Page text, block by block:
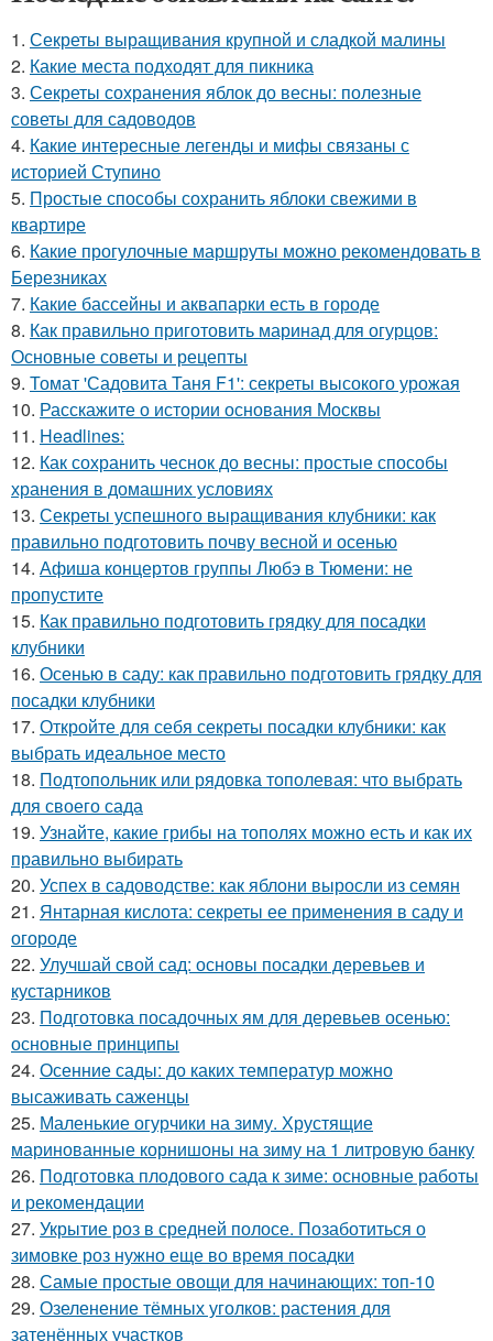
1. Секреты выращивания крупной и сладкой малины
2. Какие места подходят для пикника
3. Секреты сохранения яблок до весны: полезные
советы для садоводов
4. Какие интересные легенды и мифы связаны с
историей Ступино
5. Простые способы сохранить яблоки свежими в
квартире
6. Какие прогулочные маршруты можно рекомендовать в
Березниках
7. Какие бассейны и аквапарки есть в городе
8. Как правильно приготовить маринад для огурцов:
Основные советы и рецепты
9. Томат 'Садовита Таня F1': секреты высокого урожая
10. Расскажите о истории основания Москвы
11. Headlines:
12. Как сохранить чеснок до весны: простые способы
хранения в домашних условиях
13. Секреты успешного выращивания клубники: как
правильно подготовить почву весной и осенью
14. Афиша концертов группы Любэ в Тюмени: не
пропустите
15. Как правильно подготовить грядку для посадки
клубники
16. Осенью в саду: как правильно подготовить грядку для
посадки клубники
17. Откройте для себя секреты посадки клубники: как
выбрать идеальное место
18. Подтопольник или рядовка тополевая: что выбрать
для своего сада
19. Узнайте, какие грибы на тополях можно есть и как их
правильно выбирать
20. Успех в садоводстве: как яблони выросли из семян
21. Янтарная кислота: секреты ее применения в саду и
огороде
22. Улучшай свой сад: основы посадки деревьев и
кустарников
23. Подготовка посадочных ям для деревьев осенью:
основные принципы
24. Осенние сады: до каких температур можно
высаживать саженцы
25. Маленькие огурчики на зиму. Хрустящие
маринованные корнишоны на зиму на 1 литровую банку
26. Подготовка плодового сада к зиме: основные работы
и рекомендации
27. Укрытие роз в средней полосе. Позаботиться о
зимовке роз нужно еще во время посадки
28. Самые простые овощи для начинающих: топ-10
29. Озеленение тёмных уголков: растения для
затенённых участков